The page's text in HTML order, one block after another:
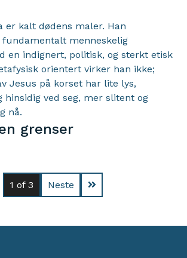
er kalt dødens maler. Han
menneskelig
en indignert, politisk, og sterkt etisk
orientert virker han ikke;
Jesus på korset har lite lys,
hinsidig ved seg, mer slitent og
nå.
grenser
1 of 3 Neste